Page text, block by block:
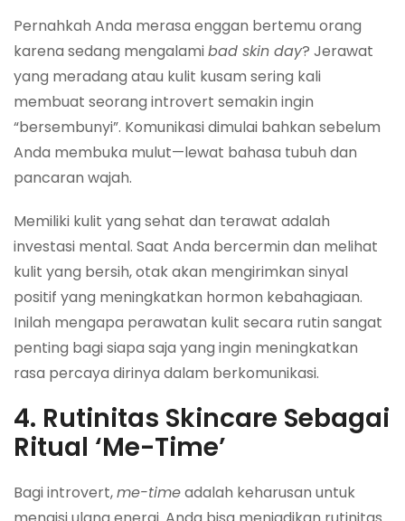
Pernahkah Anda merasa enggan bertemu orang
karena sedang mengalamibad skin day? Jerawat
yang meradang atau kulit kusam sering kali
membuat seorang introvert semakin ingin
“bersembunyi”. Komunikasi dimulai bahkan sebelum
Anda membuka mulut—lewat bahasa tubuh dan
pancaran wajah.
Memiliki kulit yang sehat dan terawat adalah
investasi mental. Saat Anda bercermin dan melihat
kulit yang bersih, otak akan mengirimkan sinyal
positif yang meningkatkan hormon kebahagiaan.
Inilah mengapa perawatan kulit secara rutin sangat
penting bagi siapa saja yang ingin meningkatkan
rasa percaya dirinya dalam berkomunikasi.
4. Rutinitas Skincare Sebagai
Ritual ‘Me-Time’
Bagi introvert,me-timeadalah keharusan untuk